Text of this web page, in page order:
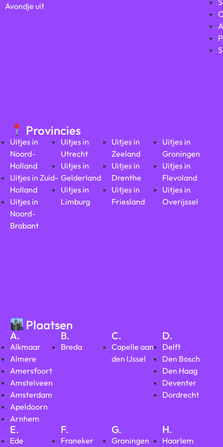
Avondje uit
Provincies
Uitjes in
Noord-
Holland
Uitjes in Zuid-
Holland
Uitjes in
Noord-
Brabant
Uitjes in
Utrecht
Uitjes in
Gelderland
Uitjes in
Limburg
Uitjes in
Zeeland
Uitjes in
Drenthe
Uitjes in
Friesland
Uitjes in
Groningen
Uitjes in
Flevoland
Uitjes in
Overijssel
Plaatsen
A.
Alkmaar
Almere
Amersfoort
Amstelveen
Amsterdam
Apeldoorn
Arnhem
B.
Breda
C.
Capelle aan
den IJssel
D.
Delft
Den Bosch
Den Haag
Deventer
Dordrecht
E.
Ede
F.
Franeker
G.
Groningen
H.
Haarlem